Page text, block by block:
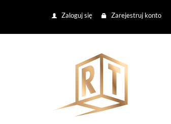
Zaloguj się Zarejestruj konto